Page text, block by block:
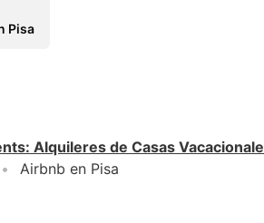
Pisa
: Alquileres de Casas
Airbnb en Pisa